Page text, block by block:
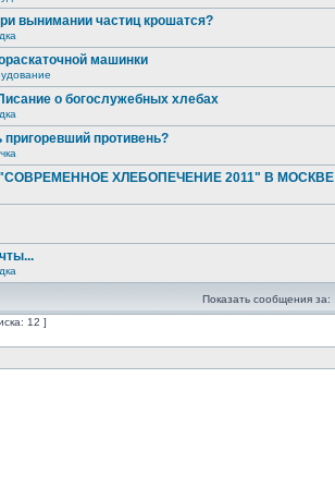
вынимании частиц крошатся?
машинки
о богослужебных хлебах
пригоревший противень?
ХЛЕБОПЕЧЕНИЕ 2011" В МОСКВЕ
Показать сообщения за:
12 ]